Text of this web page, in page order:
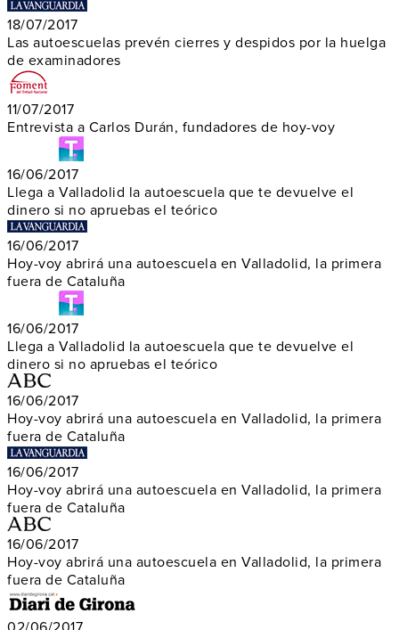
18/07/2017
Las autoescuelas prevén cierres y despidos por la huelga
de examinadores
11/07/2017
Entrevista a Carlos Durán, fundadores de hoy-voy
16/06/2017
Llega a Valladolid la autoescuela que te devuelve el
dinero si no apruebas el teórico
16/06/2017
Hoy-voy abrirá una autoescuela en Valladolid, la primera
fuera de Cataluña
16/06/2017
Llega a Valladolid la autoescuela que te devuelve el
dinero si no apruebas el teórico
16/06/2017
Hoy-voy abrirá una autoescuela en Valladolid, la primera
fuera de Cataluña
16/06/2017
Hoy-voy abrirá una autoescuela en Valladolid, la primera
fuera de Cataluña
16/06/2017
Hoy-voy abrirá una autoescuela en Valladolid, la primera
fuera de Cataluña